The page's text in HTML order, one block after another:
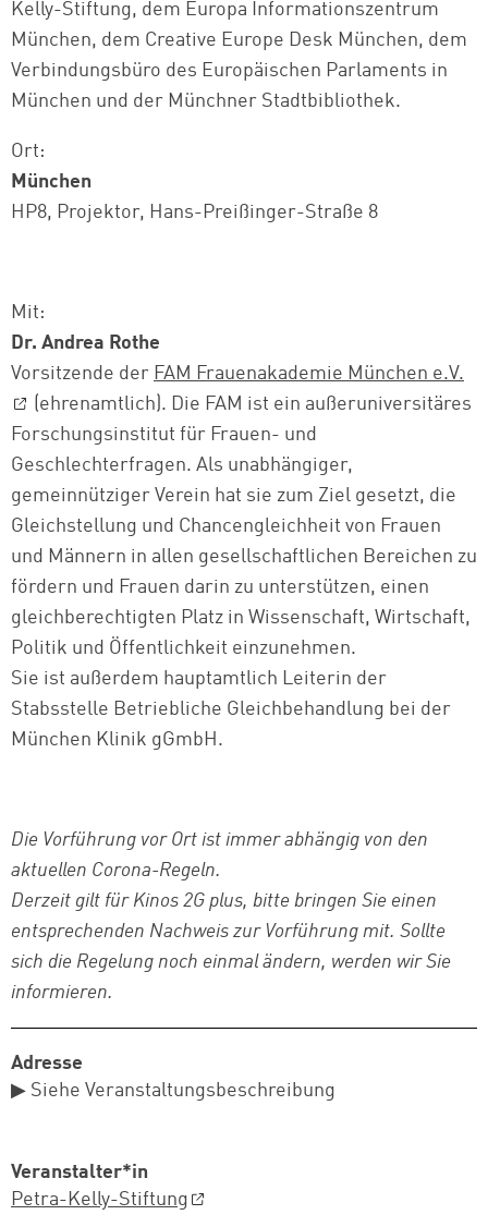
Kelly-Stiftung, dem Europa Informationszentrum
München, dem Creative Europe Desk München, dem
Verbindungsbüro des Europäischen Parlaments in
München und der Münchner Stadtbibliothek.
Ort:
München
HP8, Projektor, Hans-Preißinger-Straße 8
Mit:
Dr. Andrea Rothe
Vorsitzende der FAM Frauenakademie München e.V.
(ehrenamtlich). Die FAM ist ein außeruniversitäres
Forschungsinstitut für Frauen- und
Geschlechterfragen. Als unabhängiger,
gemeinnütziger Verein hat sie zum Ziel gesetzt, die
Gleichstellung und Chancengleichheit von Frauen
und Männern in allen gesellschaftlichen Bereichen zu
fördern und Frauen darin zu unterstützen, einen
gleichberechtigten Platz in Wissenschaft, Wirtschaft,
Politik und Öffentlichkeit einzunehmen.
Sie ist außerdem hauptamtlich Leiterin der
Stabsstelle Betriebliche Gleichbehandlung bei der
München Klinik gGmbH.
Die Vorführung vor Ort ist immer abhängig von den
aktuellen Corona-Regeln.
Derzeit gilt für Kinos 2G plus, bitte bringen Sie einen
entsprechenden Nachweis zur Vorführung mit. Sollte
sich die Regelung noch einmal ändern, werden wir Sie
informieren.
Adresse
▶ Siehe Veranstaltungsbeschreibung
Veranstalter*in
Petra-Kelly-Stiftung